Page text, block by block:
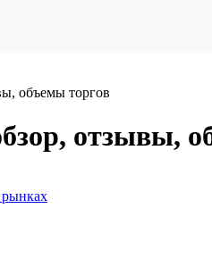
объемы торгов
отзывы,